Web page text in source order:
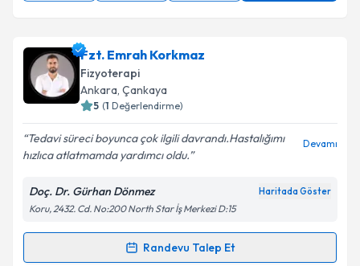
Fzt. Emrah Korkmaz
Fizyoterapi
Ankara, Çankaya
5 (1 Değerlendirme)
Tedavi süreci boyunca çok ilgili davrandı.Hastalığımı
hızlıca atlatmamda yardımcı oldu.
Devamı
Doç. Dr. Gürhan Dönmez Haritada Göster
Koru, 2432. Cd. No:200 North Star İş Merkezi D:15
Randevu Talep Et
Randevu Takvimi Talebi